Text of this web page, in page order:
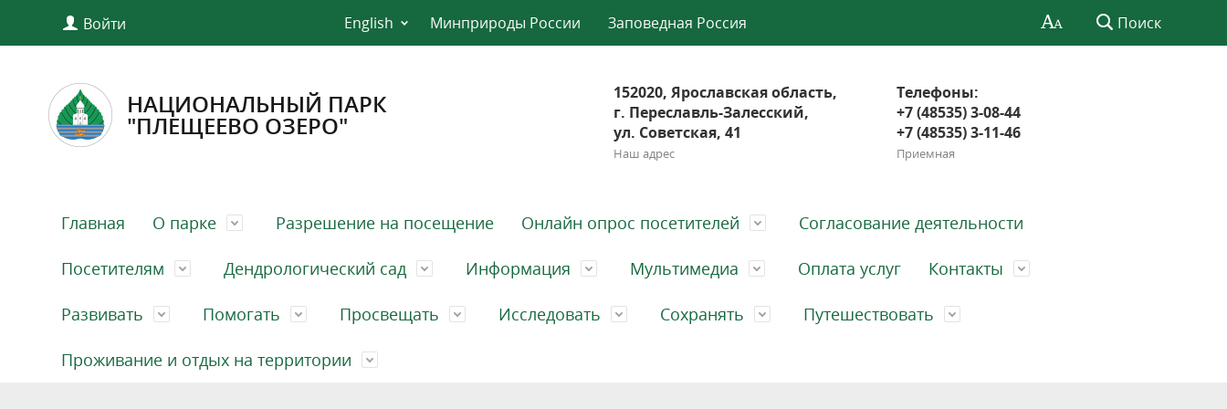
Войти English Минприроды России Заповедная Россия Поиск
НАЦИОНАЛЬНЫЙ ПАРК
"ПЛЕЩЕЕВО ОЗЕРО"
152020, Ярославская область,
г. Переславль-Залесский,
ул. Советская, 41
Наш адрес
Телефоны:
+7 (48535) 3-08-44
+7 (48535) 3-11-46
Приемная
Главная О парке Разрешение на посещение Онлайн опрос посетителей Согласование деятельности
Посетителям Дендрологический сад Информация Мультимедиа Оплата услуг Контакты
Развивать Помогать Просвещать Исследовать Сохранять Путешествовать
Проживание и отдых на территории